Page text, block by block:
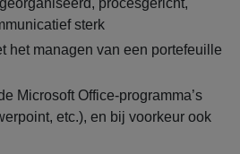
procesgericht,
sterk
het managen van een portefeuille
Microsoft Office-programma’s
etc.), en bij voorkeur ook